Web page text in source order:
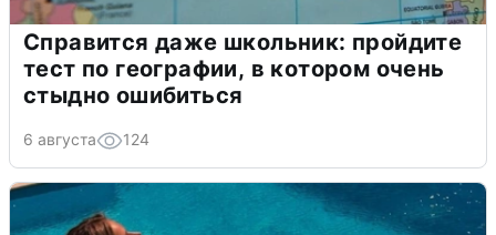
Справится даже школьник: пройдите
тест по географии, в котором очень
стыдно ошибиться
6 августа 124